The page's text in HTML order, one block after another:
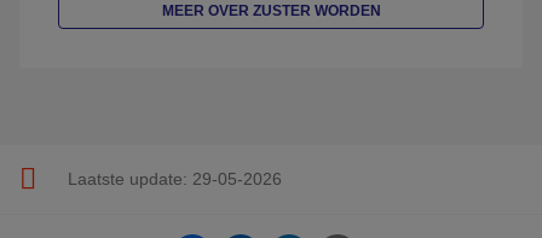
MEER OVER ZUSTER WORDEN
Laatste update: 29-05-2026